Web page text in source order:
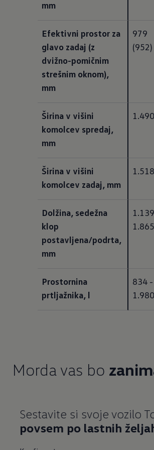
mm
Efektivni prostor za
glavo zadaj (z
dvižno-pomičnim
strešnim oknom),
mm
979
(952)
Širina v višini
komolcev spredaj,
mm
1.490
Širina v višini
komolcev zadaj, mm
1.518
Dolžina, sedežna
klop
postavljena/podrta,
mm
1.865
Prostornina
prtljažnika, l
834 -
1.980
Morda vas bo
Sestavite si svoje vozilo
povsem po lastnih